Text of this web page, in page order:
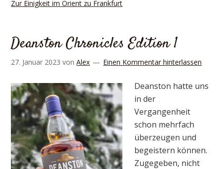
Zur Einigkeit im Orient zu Frankfurt
Deanston Chronicles Edition 1
27. Januar 2023 vonAlex Einen Kommentar hinterlassen
Deanston hatte uns
in der
Vergangenheit
schon mehrfach
überzeugen und
begeistern können.
Zugegeben, nicht